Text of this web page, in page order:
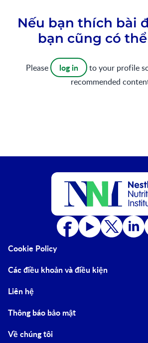
Nếu bạn thích bài
bạn cũng có
Please log in
to your profile
recommended
Cookie Policy
Các điều khoản và điều kiện
Liên hệ
Thông báo bảo mật
Về chúng tôi